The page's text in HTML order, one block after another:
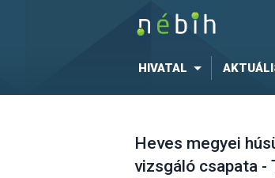
HIVATAL
Heves megyei
vizsgáló csapata -